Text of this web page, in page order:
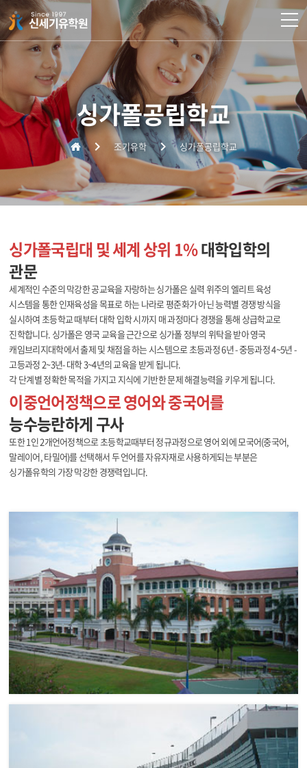
주메뉴 바로가기
컨텐츠 바로가기
싱가폴공립학교
조기유학 싱가폴공립학교
싱가폴국립대 및 세계 상위 1%대학입학의
관문
세계적인 수준의 막강한 공교육을 자랑하는 싱가폴은 실력 위주의 엘리트 육성
시스템을 통한 인재육성을 목표로 하는 나라로 평준화가 아닌 능력별 경쟁 방식을
실시하여 초등학교 때부터 대학 입학 시까지 매 과정마다 경쟁을 통해 상급학교로
진학합니다. 싱가폴은 영국 교육을 근간으로 싱가폴 정부의 위탁을 받아 영국
캐임브리지대학에서 출제 및 채점을 하는 시스템으로 초등과정 6년 - 중등과정 4~5년 -
고등과정 2~3년- 대학 3~4년의 교육을 받게 됩니다.
각 단계별 정확한 목적을 가지고 지식에 기반한 문제 해결능력을 키우게 됩니다.
이중언어정책으로 영어와 중국어를
능수능란하게 구사
또한 1인 2개언어정책으로 초등학교때부터 정규과정으로 영어 외에 모국어(중국어,
말레이어, 타밀어)를 선택해서 두 언어를 자유자재로 사용하게되는 부분은
싱가폴유학의 가장 막강한 경쟁력입니다.